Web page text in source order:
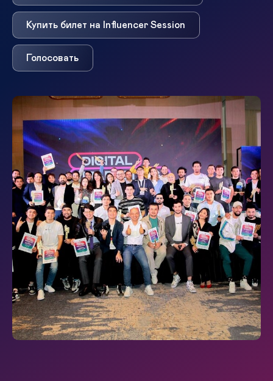
Купить билет на Influencer Session
Голосовать